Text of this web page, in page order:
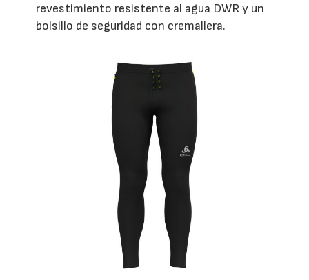
revestimiento resistente al agua DWR y un
bolsillo de seguridad con cremallera.